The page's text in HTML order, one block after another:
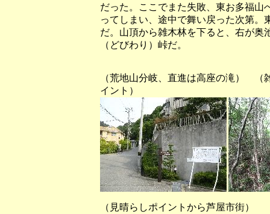
だった。ここでまた失敗、東お多福山
ってしまい、途中で舞い戻った次第
だ。山頂から雑木林を下ると、右が奥
（どびわり）峠だ。
（荒地山分岐、直進は高座の滝）
イント）
（見晴らしポイントから芦屋市街